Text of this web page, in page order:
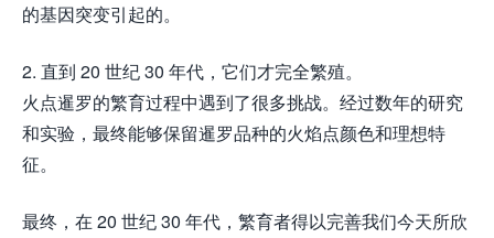
的基因突变引起的。
2. 直到 20 世纪 30 年代，它们才完全繁殖。
火点暹罗的繁育过程中遇到了很多挑战。经过数年的研究
和实验，最终能够保留暹罗品种的火焰点颜色和理想特
征。
最终，在 20 世纪 30 年代，繁育者得以完善我们今天所欣